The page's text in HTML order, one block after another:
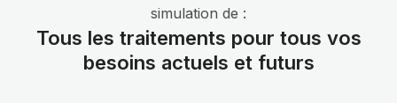
simulation de :
Tous les traitements pour tous vos
besoins actuels et futurs